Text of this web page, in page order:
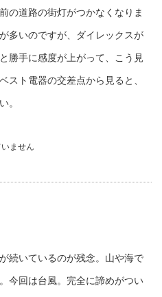
の道路の街灯がつかなくなりま
多いのですが、ダイレックスが
勝手に感度が上がって、こう見
スト電器の交差点から見ると、
。
ません
続いているのが残念。山や海で
今回は台風。完全に諦めがつい